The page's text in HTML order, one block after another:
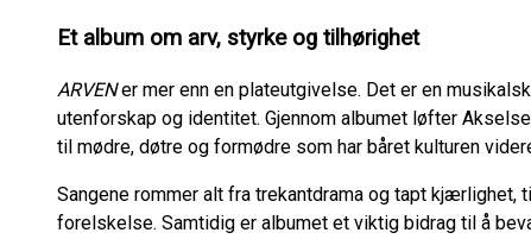
Et album om arv, styrke og tilhørighet
ARVENer mer enn en plateutgivelse. Det er en
utenforskap og identitet. Gjennom albumet løfter
til mødre, døtre og formødre som har båret kulturen
Sangene rommer alt fra trekantdrama og tapt
forelskelse. Samtidig er albumet et viktig bidrag til å